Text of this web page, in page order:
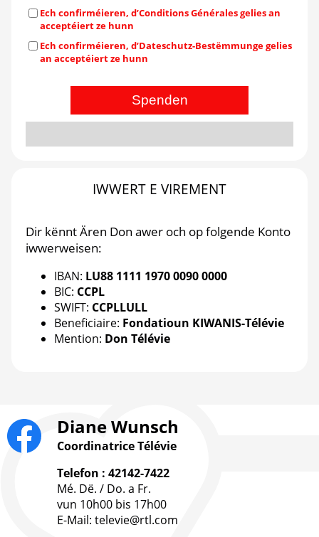
Ech confirméieren, d’Conditions Générales gelies an
acceptéiert ze hunn
Ech confirméieren, d’Dateschutz-Bestëmmunge gelies
an acceptéiert ze hunn
Spenden
IWWERT E VIREMENT
Dir kënnt Ären Don awer och op folgende Konto
iwwerweisen:
IBAN: LU88 1111 1970 0090 0000
BIC: CCPL
SWIFT: CCPLLULL
Beneficiaire: Fondatioun KIWANIS-Télévie
Mention: Don Télévie
Diane Wunsch
Coordinatrice Télévie
Telefon : 42142-7422
Mé. Dë. / Do. a Fr.
vun 10h00 bis 17h00
E-Mail: televie@rtl.com